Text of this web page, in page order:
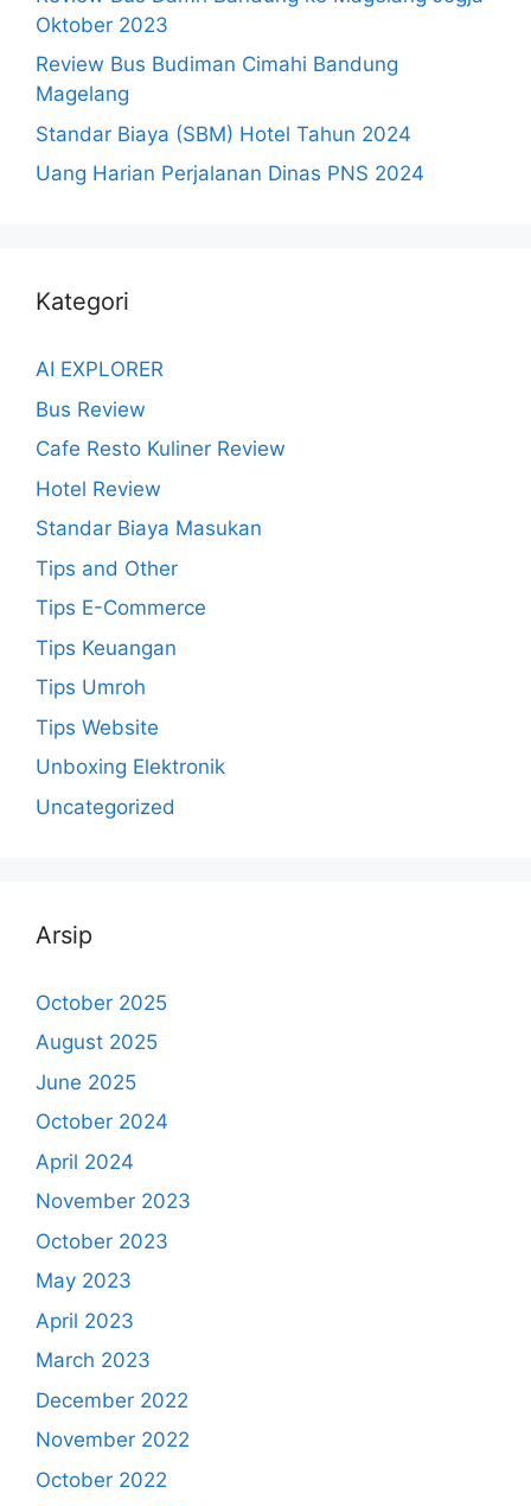
Oktober 2023
Review Bus Budiman Cimahi Bandung
Magelang
Standar Biaya (SBM) Hotel Tahun 2024
Uang Harian Perjalanan Dinas PNS 2024
Kategori
AI EXPLORER
Bus Review
Cafe Resto Kuliner Review
Hotel Review
Standar Biaya Masukan
Tips and Other
Tips E-Commerce
Tips Keuangan
Tips Umroh
Tips Website
Unboxing Elektronik
Uncategorized
Arsip
October 2025
August 2025
June 2025
October 2024
April 2024
November 2023
October 2023
May 2023
April 2023
March 2023
December 2022
November 2022
October 2022